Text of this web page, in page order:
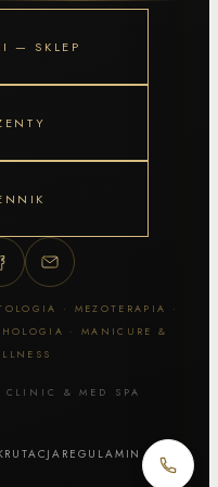
— SKLEP
· MEZOTERAPIA ·
· MANICURE &
CLINIC & MED SPA
REGULAMIN